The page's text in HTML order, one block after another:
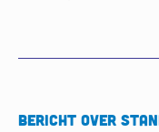
Bericht over